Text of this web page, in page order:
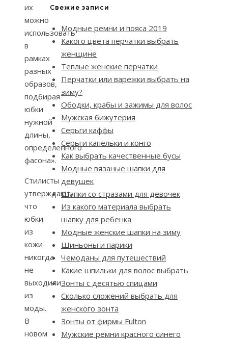
их
можно
использовать
в
рамках
разных
образов,
подбирая
юбки
нужной
длины,
определенного
фасона».
Стилисты
утверждают,
что
юбки
из
кожи
никогда
не
выходили
из
моды.
В
новом
Свежие записи
Модные ремни и пояса 2019
Какого цвета перчатки выбрать
женщине
Теплые женские перчатки
Перчатки или варежки выбрать на
зиму?
Ободки, крабы и зажимы для волос
Мужская бижутерия
Серьги каффы
Серьги капельки и конго
Как выбрать качественные бусы
Модные вязаные шапки для
девушек
Шапки со стразами для девочек
Из какого материала выбрать
шапку для ребенка
Модные женские шапки на зиму
Шиньоны и парики
Чемоданы для путешествий
Какие шпильки для волос выбрать
Зонты с десятью спицами
Сколько сложений выбрать для
женского зонта
Зонты от фирмы Fulton
Мужские ремни красного синего